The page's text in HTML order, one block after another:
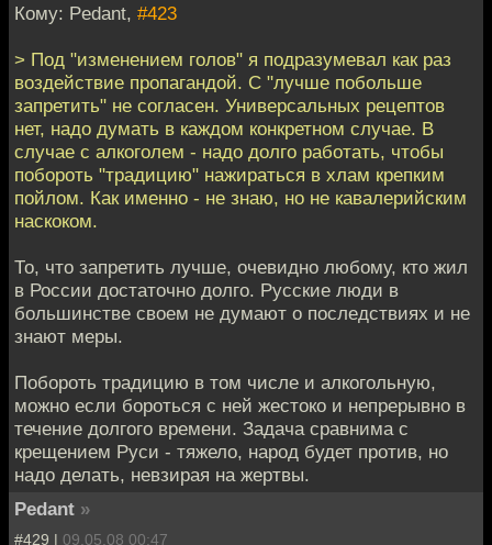
Кому: Pedant, #423
> Под "изменением голов" я подразумевал как раз
воздействие пропагандой. С "лучше побольше
запретить" не согласен. Универсальных рецептов
нет, надо думать в каждом конкретном случае. В
случае с алкоголем - надо долго работать, чтобы
побороть "традицию" нажираться в хлам крепким
пойлом. Как именно - не знаю, но не кавалерийским
наскоком.
То, что запретить лучше, очевидно любому, кто жил
в России достаточно долго. Русские люди в
большинстве своем не думают о последствиях и не
знают меры.
Побороть традицию в том числе и алкогольную,
можно если бороться с ней жестоко и непрерывно в
течение долгого времени. Задача сравнима с
крещением Руси - тяжело, народ будет против, но
надо делать, невзирая на жертвы.
Pedant »
#429 | 09.05.08 00:47